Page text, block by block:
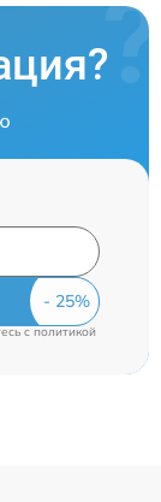
cполитикой